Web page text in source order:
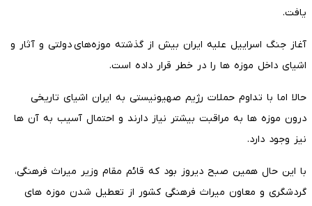
یافت.
آغاز جنگ اسراییل علیه ایران بیش از گذشته موزه‌های دولتی و آثار و
اشیای داخل موزه ها را در خطر قرار داده است.
حالا اما با تداوم حملات رژیم صهیونیستی به ایران اشیای تاریخی
درون موزه ها به مراقبت بیشتر نیاز دارند و احتمال آسیب به آن ها
نیز وجود دارد.
با این حال همین صبح دیروز بود که قائم مقام وزیر میراث فرهنگی،
گردشگری و معاون میراث فرهنگی کشور از تعطیل شدن موزه های